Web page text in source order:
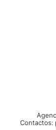
Contactos: